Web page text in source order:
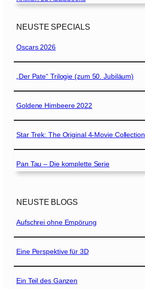
NEUSTE SPECIALS
Oscars 2026
„Der Pate“ Trilogie (zum 50. Jubiläum)
Goldene Himbeere 2022
Star Trek: The Original 4-Movie Collection
Pan Tau – Die komplette Serie
NEUSTE BLOGS
Aufschrei ohne Empörung
Eine Perspektive für 3D
Ein Teil des Ganzen